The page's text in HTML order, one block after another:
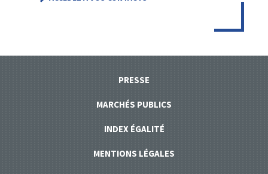
PRESSE
MARCHÉS PUBLICS
INDEX ÉGALITÉ
MENTIONS LÉGALES